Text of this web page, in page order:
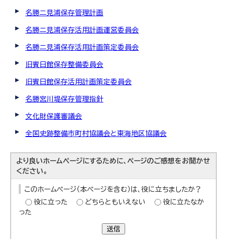
名勝二見浦保存管理計画
名勝二見浦保存活用計画運営委員会
名勝二見浦保存活用計画策定委員会
旧賓日館保存整備委員会
旧賓日館保存活用計画策定委員会
名勝宮川堤保存管理指針
文化財保護審議会
全国史跡整備市町村協議会と東海地区協議会
より良いホームページにするために、ページのご感想をお聞かせ
ください。
このホームページ（本ページを含む）は、役に立ちましたか？
役に立った
どちらともいえない
役に立たなか
った
送信